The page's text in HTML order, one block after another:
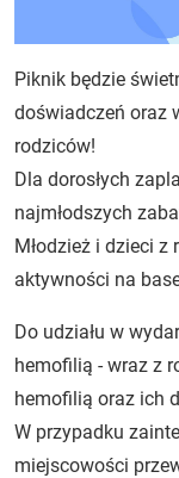
Piknik będzie
doświadczeń oraz
rodziców!
Dla dorosłych
najmłodszych
Młodzież i dzieci
aktywności na
Do udziału w
hemofilią - wraz z
hemofilią oraz ich
W przypadku
miejscowości